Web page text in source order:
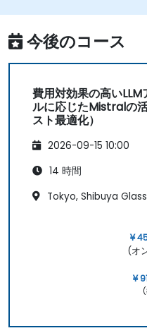
今後のコース
費用対効果の高い
ルに応じたMistralの
スト最適化）
2026-09-15 10:00
14 時間
Tokyo, Shibuya
¥
(オ
¥